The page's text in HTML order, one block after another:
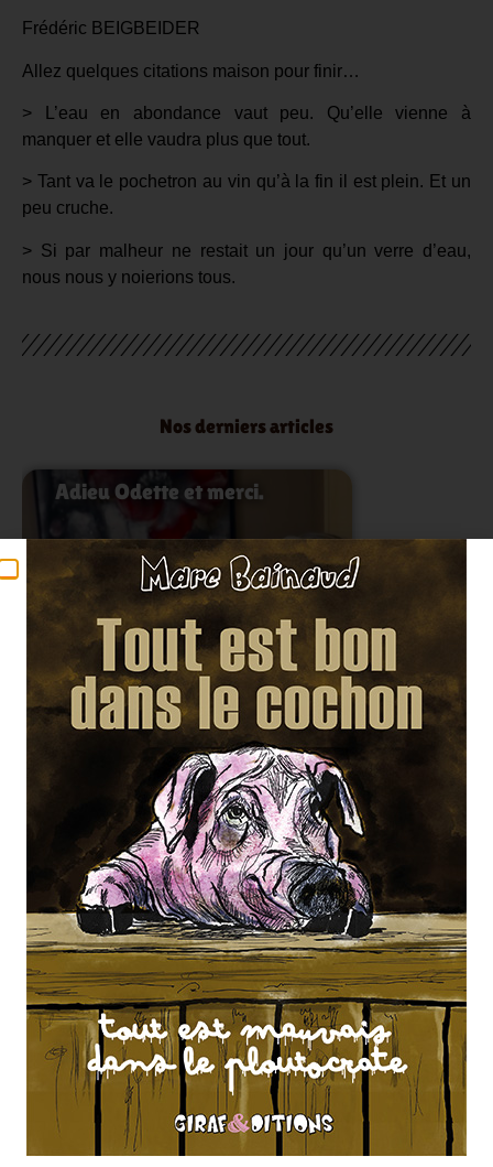
Frédéric BEIGBEIDER
Allez quelques citations maison pour finir…
> L’eau en abondance vaut peu. Qu’elle vienne à
manquer et elle vaudra plus que tout.
> Tant va le pochetron au vin qu’à la fin il est plein. Et un
peu cruche.
> Si par malheur ne restait un jour qu’un verre d’eau,
nous nous y noierions tous.
Nos derniers articles
Adieu Odette et merci.
Jean-François Kahn a
raccroché sa plume
Lire l'article
En voilà un qu’on ne